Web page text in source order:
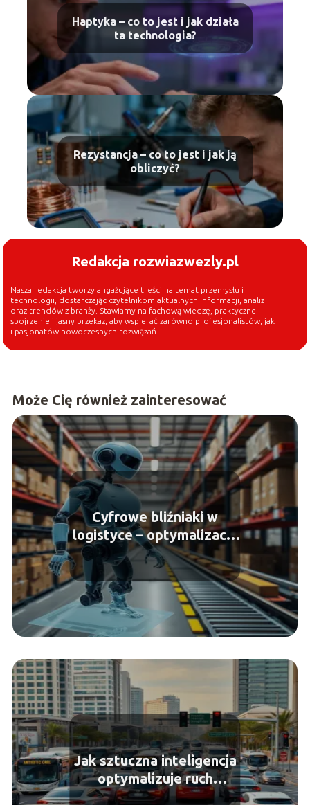
Haptyka – co to jest i jak działa
ta technologia?
Rezystancja – co to jest i jak ją
obliczyć?
Redakcja rozwiazwezly.pl
Nasza redakcja tworzy angażujące treści na temat przemysłu i
technologii, dostarczając czytelnikom aktualnych informacji, analiz
oraz trendów z branży. Stawiamy na fachową wiedzę, praktyczne
spojrzenie i jasny przekaz, aby wspierać zarówno profesjonalistów, jak
i pasjonatów nowoczesnych rozwiązań.
Może Cię również zainteresować
Cyfrowe bliźniaki w
logistyce – optymalizacja
procesów w czasie
rzeczywistym
Jak sztuczna inteligencja
optymalizuje ruch
drogowy?